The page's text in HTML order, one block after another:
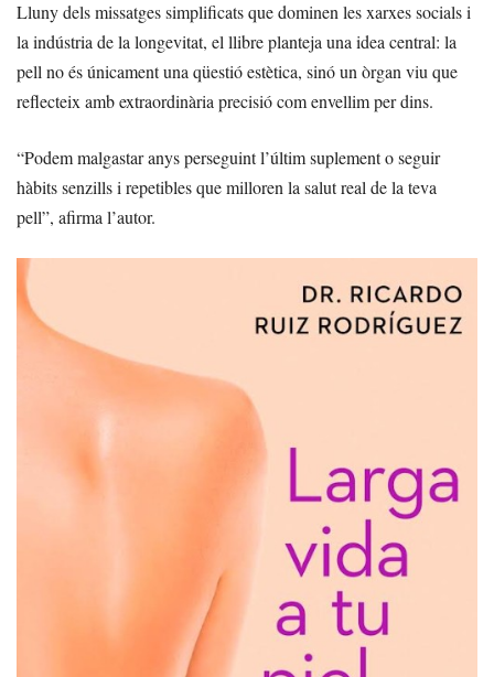
Lluny dels missatges simplificats que dominen les xarxes socials i
la indústria de la longevitat, el llibre planteja una idea central: la
pell no és únicament una qüestió estètica, sinó un òrgan viu que
reflecteix amb extraordinària precisió com envellim per dins.
“Podem malgastar anys perseguint l’últim suplement o seguir
hàbits senzills i repetibles que milloren la salut real de la teva
pell”, afirma l’autor.